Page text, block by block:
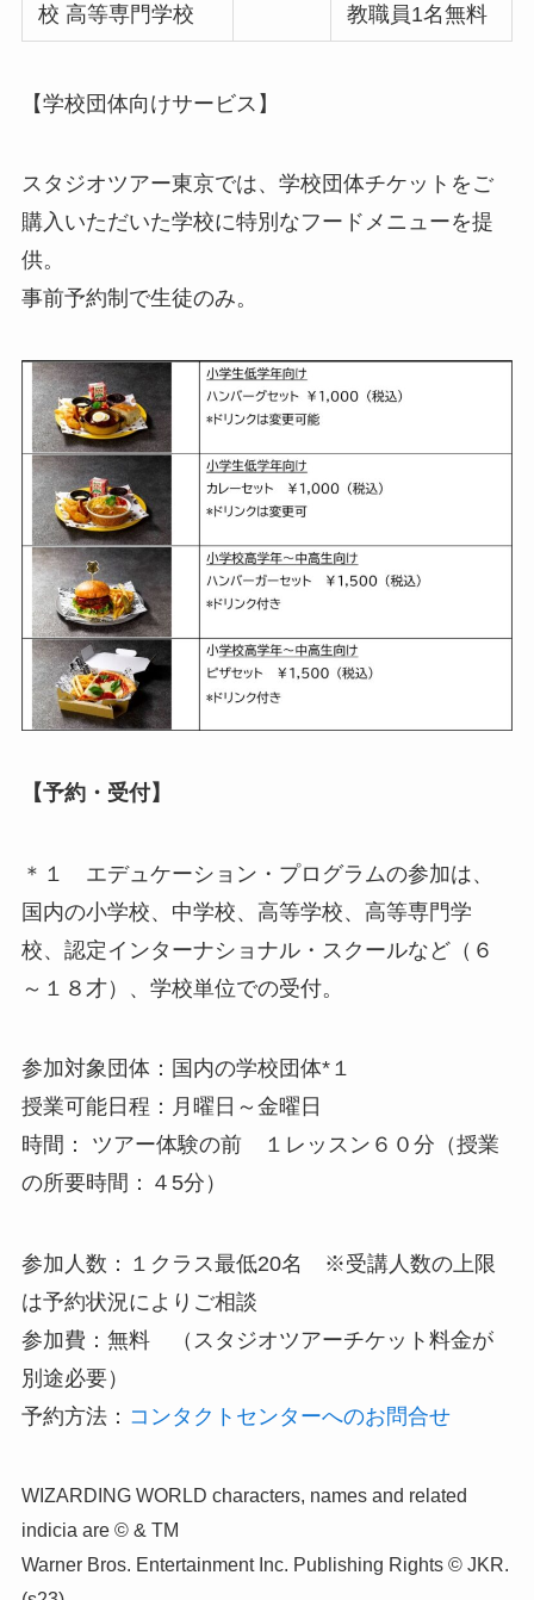
校 高等専門学校
教職員1名無料
【学校団体向けサービス】
スタジオツアー東京では、学校団体チケットをご
購入いただいた学校に特別なフードメニューを提
供。
事前予約制で生徒のみ。
【予約・受付】
＊１ エデュケーション・プログラムの参加は、
国内の小学校、中学校、高等学校、高等専門学
校、認定インターナショナル・スクールなど（６
～１８才）、学校単位での受付。
参加対象団体：国内の学校団体*１
授業可能日程：月曜日～金曜日
時間： ツアー体験の前 １レッスン６０分（授業
の所要時間：４5分）
参加人数：１クラス最低20名 ※受講人数の上限
は予約状況によりご相談
参加費：無料 （スタジオツアーチケット料金が
別途必要）
予約方法： コンタクトセンターへのお問合せ
WIZARDING WORLD characters, names and related
indicia are © & TM
Warner Bros. Entertainment Inc. Publishing Rights © JKR.